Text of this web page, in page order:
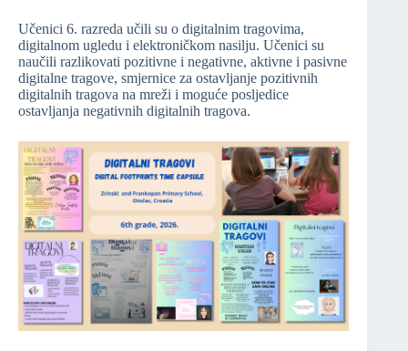
Učenici 6. razreda učili su o digitalnim tragovima,
digitalnom ugledu i elektroničkom nasilju. Učenici su
naučili razlikovati pozitivne i negativne, aktivne i pasivne
digitalne tragove, smjernice za ostavljanje pozitivnih
digitalnih tragova na mreži i moguće posljedice
ostavljanja negativnih digitalnih tragova.